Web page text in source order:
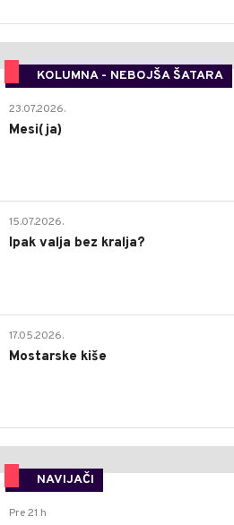
KOLUMNA - NEBOJŠA ŠATARA
23.07.2026.
Mesi(ja)
15.07.2026.
Ipak valja bez kralja?
17.05.2026.
Mostarske kiše
NAVIJAČI
Pre 21 h